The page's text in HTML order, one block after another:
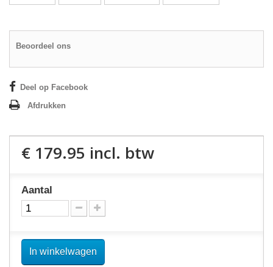
Beoordeel ons
Deel op Facebook
Afdrukken
€ 179.95 incl. btw
Aantal
In winkelwagen